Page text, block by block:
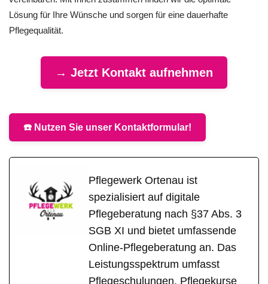
Lösung für Ihre Wünsche und sorgen für eine dauerhafte
Pflegequalität.
→ Jetzt Kontakt aufnehmen
☎️ Nutzen Sie unser Kontaktformular!
Pflegewerk Ortenau ist
spezialisiert auf digitale
Pflegeberatung nach §37 Abs. 3
SGB XI und bietet umfassende
Online-Pflegeberatung an. Das
Leistungsspektrum umfasst
Pflegeschulungen, Pflegekurse